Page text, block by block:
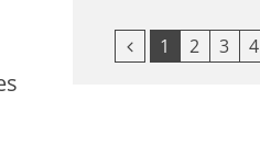
Vorherige Seite
1 2 3 4